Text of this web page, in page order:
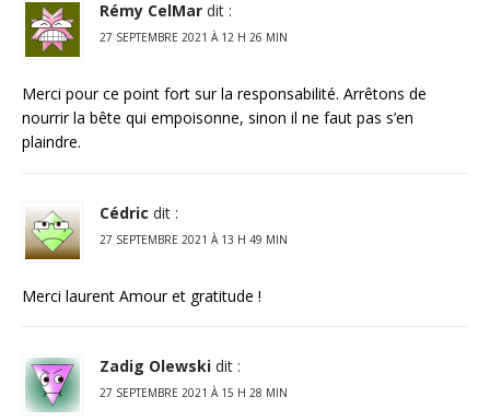
Rémy CelMar dit :
27 SEPTEMBRE 2021 À 12 H 26 MIN
Merci pour ce point fort sur la responsabilité. Arrêtons de
nourrir la bête qui empoisonne, sinon il ne faut pas s’en
plaindre.
Cédric dit :
27 SEPTEMBRE 2021 À 13 H 49 MIN
Merci laurent Amour et gratitude !
Zadig Olewski dit :
27 SEPTEMBRE 2021 À 15 H 28 MIN